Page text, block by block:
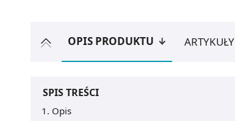
OPIS PRODUKTU ARTYKUŁY
SPIS TREŚCI
Opis